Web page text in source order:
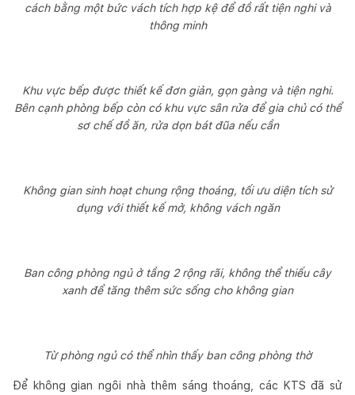
cách bằng một bức vách tích hợp kệ để đồ rất tiện nghi và
thông minh
Khu vực bếp được thiết kế đơn giản, gọn gàng và tiện nghi.
Bên cạnh phòng bếp còn có khu vực sân rửa để gia chủ có thể
sơ chế đồ ăn, rửa dọn bát đũa nếu cần
Không gian sinh hoạt chung rộng thoáng, tối ưu diện tích sử
dụng với thiết kế mở, không vách ngăn
Ban công phòng ngủ ở tầng 2 rộng rãi, không thể thiếu cây
xanh để tăng thêm sức sống cho không gian
Từ phòng ngủ có thể nhìn thấy ban công phòng thờ
Để không gian ngôi nhà thêm sáng thoáng, các KTS đã sử